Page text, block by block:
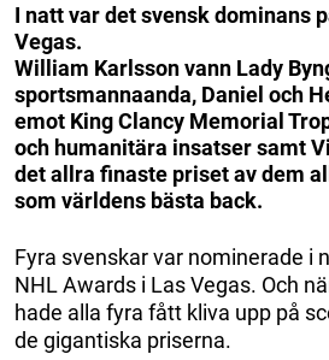
I natt var det svensk dominans
Vegas.
William Karlsson vann Lady
sportsmannaanda, Daniel och
emot King Clancy Memorial
och humanitära insatser samt
det allra finaste priset av dem
som världens bästa back.
Fyra svenskar var nominerade i
NHL Awards i Las Vegas. Och
hade alla fyra fått kliva upp på
de gigantiska priserna.